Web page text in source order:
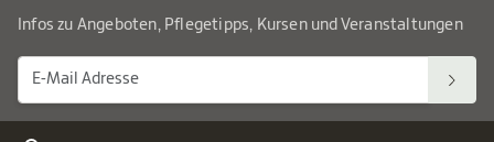
Infos zu Angeboten, Pflegetipps, Kursen und Veranstaltungen